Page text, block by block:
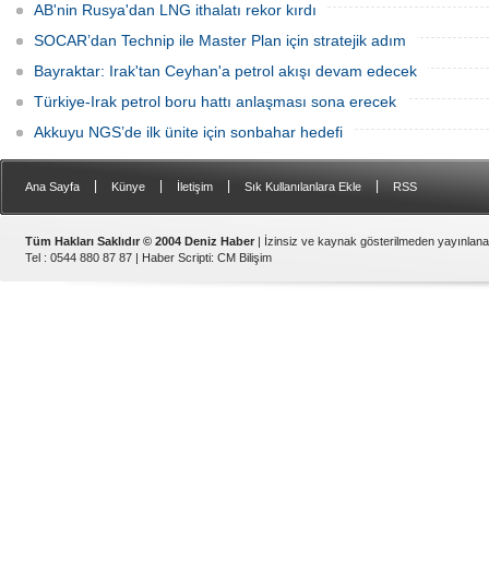
AB'nin Rusya'dan LNG ithalatı rekor kırdı
SOCAR’dan Technip ile Master Plan için stratejik adım
Bayraktar: Irak'tan Ceyhan'a petrol akışı devam edecek
Türkiye-Irak petrol boru hattı anlaşması sona erecek
Akkuyu NGS’de ilk ünite için sonbahar hedefi
Ana Sayfa Künye İletişim Sık Kullanılanlara Ekle RSS
Tüm Hakları Saklıdır © 2004 Deniz Haber | İzinsiz ve kaynak gösterilmeden
Tel : 0544 880 87 87 | Haber Scripti: CM Bilişim